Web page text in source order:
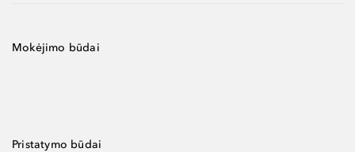
Mokėjimo būdai
Pristatymo būdai